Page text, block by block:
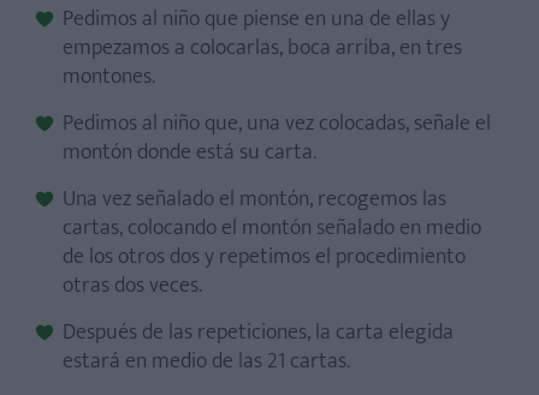
Pedimos al niño que piense en una de ellas y
empezamos a colocarlas, boca arriba, en tres
montones.
Pedimos al niño que, una vez colocadas, señale el
montón donde está su carta.
Una vez señalado el montón, recogemos las
cartas, colocando el montón señalado en medio
de los otros dos y repetimos el procedimiento
otras dos veces.
Después de las repeticiones, la carta elegida
estará en medio de las 21 cartas.